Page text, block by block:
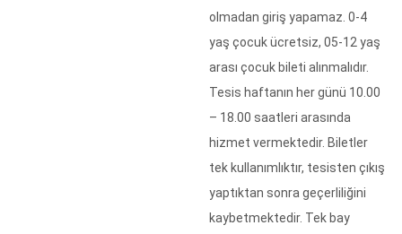
olmadan giriş yapamaz. 0-4
yaş çocuk ücretsiz, 05-12 yaş
arası çocuk bileti alınmalıdır.
Tesis haftanın her günü 10.00
– 18.00 saatleri arasında
hizmet vermektedir. Biletler
tek kullanımlıktır, tesisten çıkış
yaptıktan sonra geçerliliğini
kaybetmektedir. Tek bay